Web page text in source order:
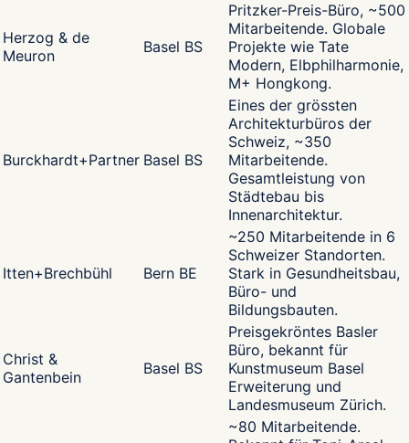
Herzog & de
Meuron
Basel BS
Pritzker-Preis-Büro, ~500
Mitarbeitende. Globale
Projekte wie Tate
Modern, Elbphilharmonie,
M+ Hongkong.
Burckhardt+Partner Basel BS
Eines der grössten
Architekturbüros der
Schweiz, ~350
Mitarbeitende.
Gesamtleistung von
Städtebau bis
Innenarchitektur.
Itten+Brechbühl Bern BE
~250 Mitarbeitende in 6
Schweizer Standorten.
Stark in Gesundheitsbau,
Büro- und
Bildungsbauten.
Christ &
Gantenbein
Basel BS
Preisgekröntes Basler
Büro, bekannt für
Kunstmuseum Basel
Erweiterung und
Landesmuseum Zürich.
~80 Mitarbeitende.